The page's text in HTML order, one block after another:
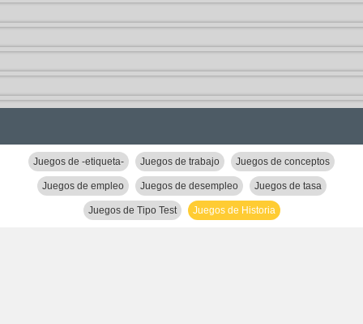
Juegos de -etiqueta- Juegos de trabajo Juegos de conceptos
Juegos de empleo Juegos de desempleo Juegos de tasa
Juegos de Tipo Test Juegos de Historia